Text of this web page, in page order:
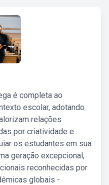
é completa ao
escolar, adotando
relações
por criatividade e
os estudantes em sua
geração excepcional,
reconhecidas por
globais -